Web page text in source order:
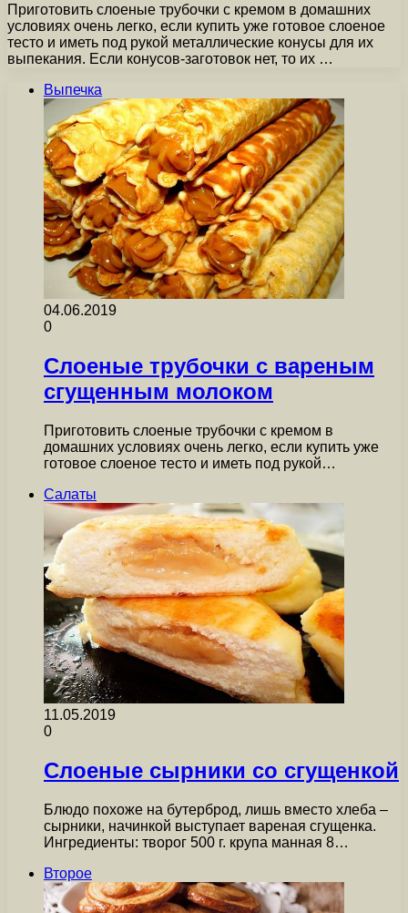
Приготовить слоеные трубочки с кремом в домашних
условиях очень легко, если купить уже готовое слоеное
тесто и иметь под рукой металлические конусы для их
выпекания. Если конусов-заготовок нет, то их …
Выпечка
04.06.2019
0
Слоеные трубочки с вареным
сгущенным молоком
Приготовить слоеные трубочки с кремом в
домашних условиях очень легко, если купить уже
готовое слоеное тесто и иметь под рукой…
Салаты
11.05.2019
0
Слоеные сырники со сгущенкой
Блюдо похоже на бутерброд, лишь вместо хлеба –
сырники, начинкой выступает вареная сгущенка.
Ингредиенты: творог 500 г. крупа манная 8…
Второе